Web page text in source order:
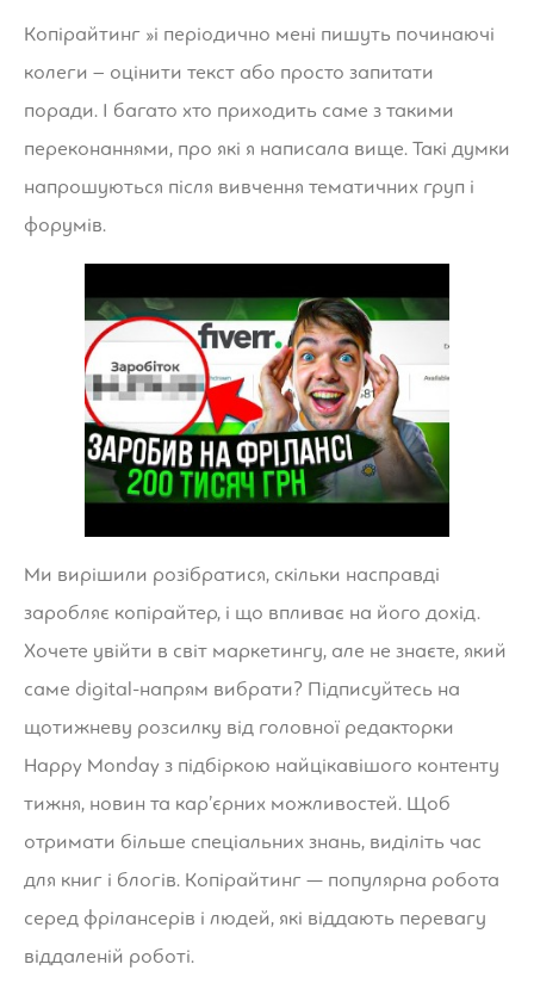
Копірайтинг »і періодично мені пишуть починаючі
колеги – оцінити текст або просто запитати
поради. І багато хто приходить саме з такими
переконаннями, про які я написала вище. Такі думки
напрошуються після вивчення тематичних груп і
форумів.
Ми вирішили розібратися, скільки насправді
заробляє копірайтер, і що впливає на його дохід.
Хочете увійти в світ маркетингу, але не знаєте, який
саме digital-напрям вибрати? Підписуйтесь на
щотижневу розсилку від головної редакторки
Happy Monday з підбіркою найцікавішого контенту
тижня, новин та кар’єрних можливостей. Щоб
отримати більше спеціальних знань, виділіть час
для книг і блогів. Копірайтинг — популярна робота
серед фрілансерів і людей, які віддають перевагу
віддаленій роботі.